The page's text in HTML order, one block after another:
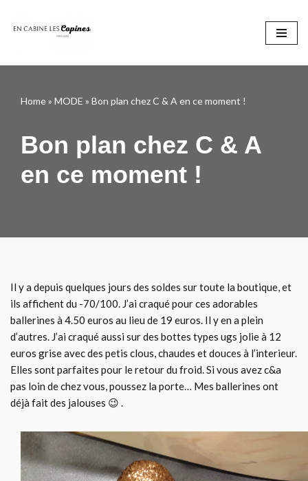
Home» MODE » Bon plan chez C & A en ce moment !
Bon plan chez C & A
en ce moment !
Il y a depuis quelques jours des soldes sur toute la boutique, et
ils affichent du -70/100. J’ai craqué pour ces adorables
ballerines à 4.50 euros au lieu de 19 euros. Il y en a plein
d’autres. J’ai craqué aussi sur des bottes types ugs jolie à 12
euros grise avec des petis clous, chaudes et douces à l’interieur.
Elles sont parfaites pour le retour du froid. Si vous avez c&a
pas loin de chez vous, poussez la porte… Mes ballerines ont
déjà fait des jalouses 😉 .